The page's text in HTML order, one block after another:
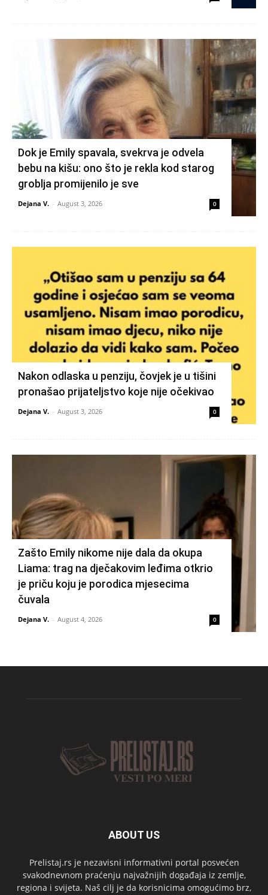
Dok je Emily spavala, svekrva je odvela
bebu na kišu: ono što je rekla kod starog
groblja promijenilo je sve
Dejana V. - August 3, 2026 0
Nakon odlaska u penziju, čovjek je u tišini
pronašao prijateljstvo koje nije očekivao
Dejana V. - August 3, 2026 0
Zašto Emily nikome nije dala da okupa
Liama: trag na dječakovim leđima otkrio
je priču koju je porodica mjesecima
čuvala
Dejana V. - August 4, 2026 0
ABOUT US
Prelistaj.rs je nezavisni informativni portal posvećen
svakodnevnom praćenju najvažnijih događaja iz zemlje,
regiona i svijeta. Naš cilj je da korisnicima omogućimo brz,